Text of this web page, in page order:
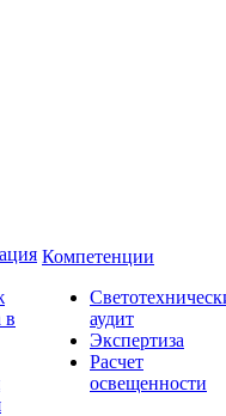
в
Компетенции
аудит
Экспертиза
Расчет
освещенности